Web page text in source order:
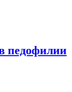
педофилии